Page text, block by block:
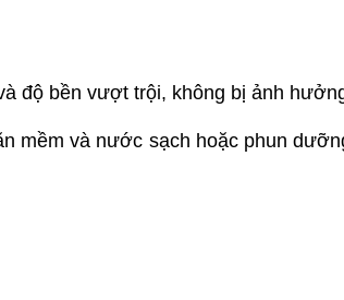
độ bền vượt trội, không bị ảnh
mềm và nước sạch hoặc phun